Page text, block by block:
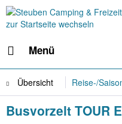
Menü
Übersicht Reise-/
Busvorzelt TOUR